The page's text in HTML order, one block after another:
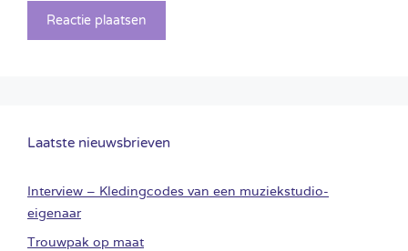
Laatste nieuwsbrieven
Interview – Kledingcodes van een muziekstudio-
eigenaar
Trouwpak op maat